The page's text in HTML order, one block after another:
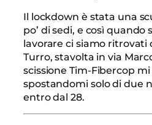
Il lockdown è stata una
po’ di sedi, e così
lavorare ci siamo ritrovati
Turro, stavolta in via
scissione Tim-Fibercop
spostandomi solo di due
entro dal 28.